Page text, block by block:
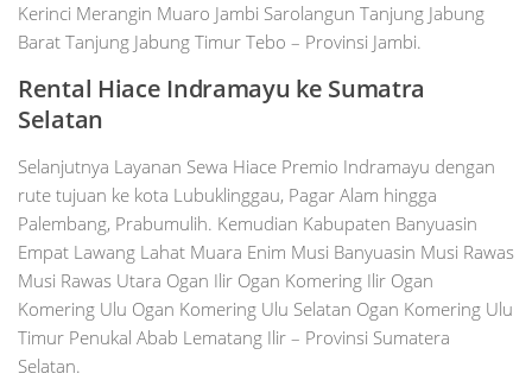
Kerinci Merangin Muaro Jambi Sarolangun Tanjung Jabung
Barat Tanjung Jabung Timur Tebo – Provinsi Jambi.
Rental Hiace Indramayu ke Sumatra
Selatan
Selanjutnya Layanan Sewa Hiace Premio Indramayu dengan
rute tujuan ke kota Lubuklinggau, Pagar Alam hingga
Palembang, Prabumulih. Kemudian Kabupaten Banyuasin
Empat Lawang Lahat Muara Enim Musi Banyuasin Musi Rawas
Musi Rawas Utara Ogan Ilir Ogan Komering Ilir Ogan
Komering Ulu Ogan Komering Ulu Selatan Ogan Komering Ulu
Timur Penukal Abab Lematang Ilir – Provinsi Sumatera
Selatan.